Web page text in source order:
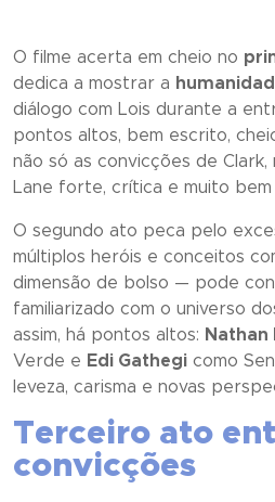
O filme acerta em cheio no
dedica a mostrar a
diálogo com Lois durante a
pontos altos, bem escrito,
não só as convicções de Clark,
Lane forte, crítica e muito bem
O segundo ato peca pelo
múltiplos heróis e conceitos
dimensão de bolso — pode
familiarizado com o universo
assim, há pontos altos: Nathan
Verde e Edi Gathegi como
leveza, carisma e novas
Terceiro ato
convicções